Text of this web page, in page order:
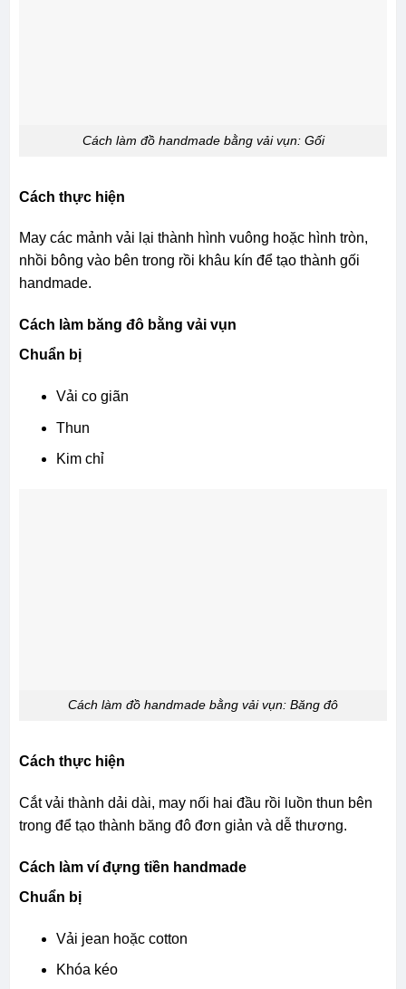
Cách làm đồ handmade bằng vải vụn: Gối
Cách thực hiện
May các mảnh vải lại thành hình vuông hoặc hình tròn,
nhồi bông vào bên trong rồi khâu kín để tạo thành gối
handmade.
Cách làm băng đô bằng vải vụn
Chuẩn bị
Vải co giãn
Thun
Kim chỉ
Cách làm đồ handmade bằng vải vụn: Băng đô
Cách thực hiện
Cắt vải thành dải dài, may nối hai đầu rồi luồn thun bên
trong để tạo thành băng đô đơn giản và dễ thương.
Cách làm ví đựng tiền handmade
Chuẩn bị
Vải jean hoặc cotton
Khóa kéo